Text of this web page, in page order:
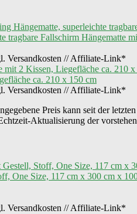
tragbare Fallschirm Hängematte
Versandkosten // Affiliate-Link*
ca. 210 x 150 cm
Versandkosten // Affiliate-Link*
Preis kann seit der
Aktualisierung der
One Size, 117 cm x 300 cm x
Versandkosten // Affiliate-Link*